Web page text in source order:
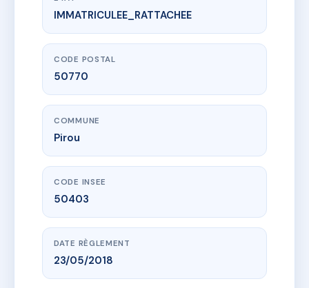
www.vme.plus/AF1391887
42 RUE DES BERGERONNETTES
42 r des bergeronnettes
IMMATRICULEE_RATTACHEE
CODE POSTAL
50770
COMMUNE
Pirou
CODE INSEE
50403
DATE RÈGLEMENT
23/05/2018